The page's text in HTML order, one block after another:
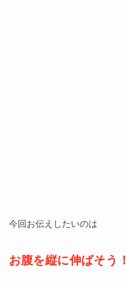
今回お伝えしたいのは
お腹を縦に伸ばそう！